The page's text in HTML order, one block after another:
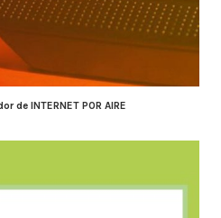
de INTERNET POR AIRE